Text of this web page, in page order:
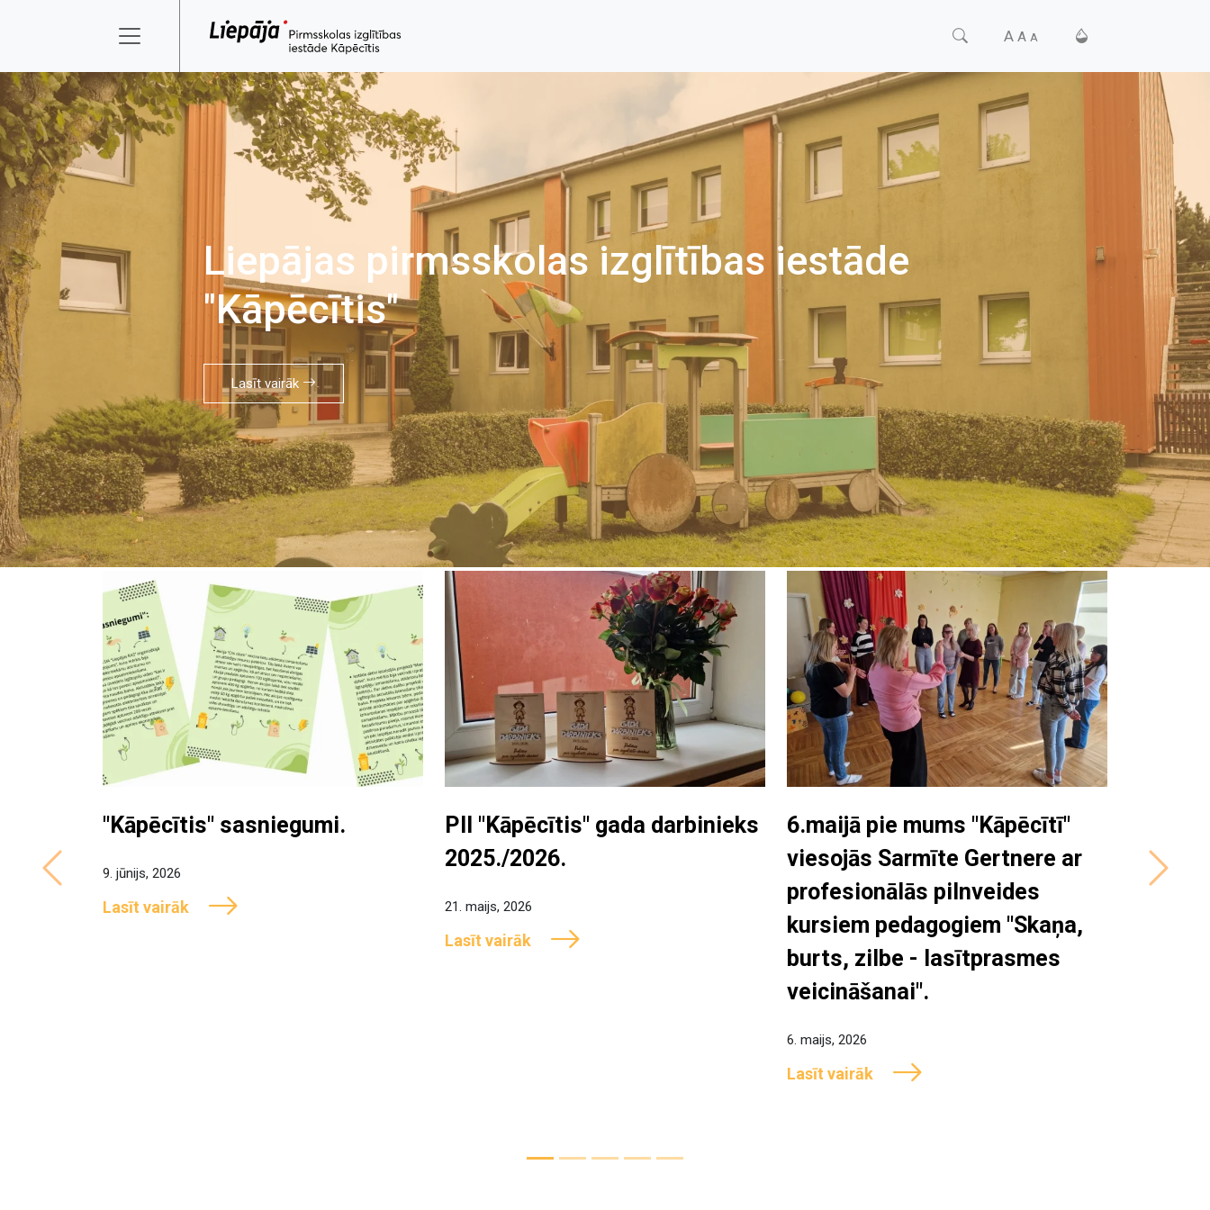
A A A
Liepājas pirmsskolas izglītības iestāde
"Kāpēcītis"
Lasīt vairāk
"Kāpēcītis" sasniegumi.
9. jūnijs, 2026
Lasīt vairāk
PII "Kāpēcītis" gada darbinieks
2025./2026.
21. maijs, 2026
Lasīt vairāk
6.maijā pie mums "Kāpēcītī"
viesojās Sarmīte Gertnere ar
profesionālās pilnveides
kursiem pedagogiem "Skaņa,
burts, zilbe - lasītprasmes
veicināšanai".
6. maijs, 2026
Lasīt vairāk
Previous Next